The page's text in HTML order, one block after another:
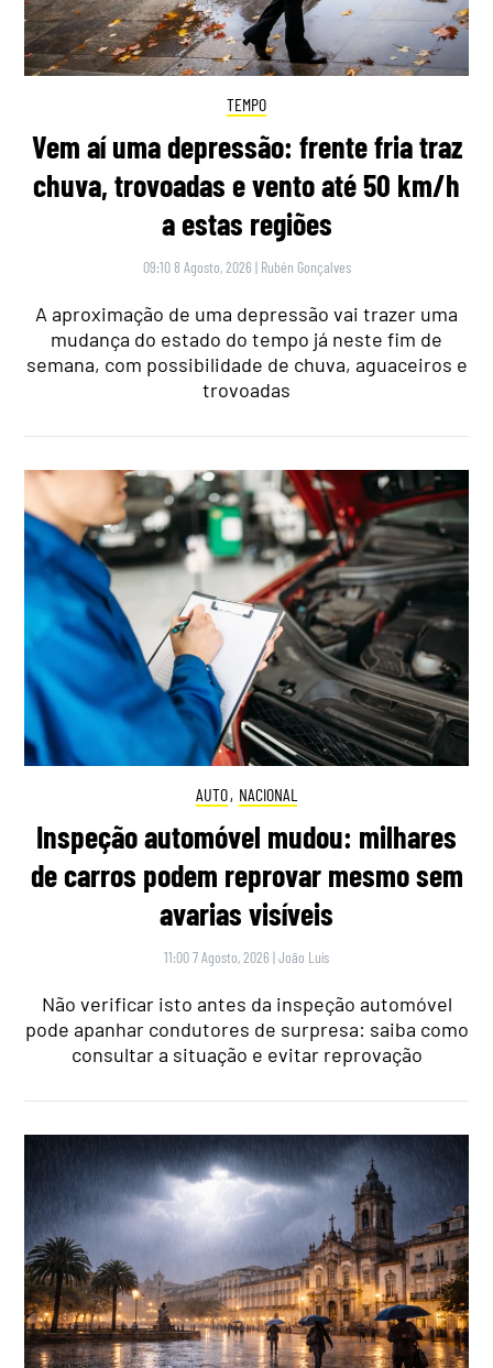
TEMPO
Vem aí uma depressão: frente fria traz
chuva, trovoadas e vento até 50 km/h
a estas regiões
09:10 8 Agosto, 2026 | Rubén Gonçalves
A aproximação de uma depressão vai trazer uma
mudança do estado do tempo já neste fim de
semana, com possibilidade de chuva, aguaceiros e
trovoadas
AUTO, NACIONAL
Inspeção automóvel mudou: milhares
de carros podem reprovar mesmo sem
avarias visíveis
11:00 7 Agosto, 2026 |João Luís
Não verificar isto antes da inspeção automóvel
pode apanhar condutores de surpresa: saiba como
consultar a situação e evitar reprovação